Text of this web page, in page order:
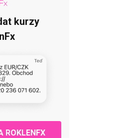
kurzy
ROKLENFX